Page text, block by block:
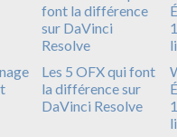
Les 5 OFX qui font
la différence sur
DaVinci Resolve